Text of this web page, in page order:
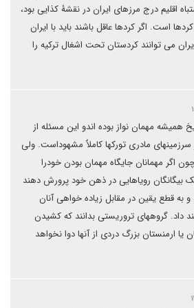
اقلیم درج مرزهای ایران در نقشۀ کذایی بود،
است. اگر کردها عاقل باشند باید با ایران
می توانند کردستان تحت اشغال ترکیه را
همیشه مهمان نواز بوده اندو این مسئله از
مادری تورکها کاملاٌ مشهوداست. ولی
اگر مهمانان جایگاه مهمان بودن خودرا
بیگانگان رویاهایی در ذهن خود پرورش دهند
و به قطع یقین در مقابل زیاده خواهی آنان
داد. گروههای تروریستی بدانند که کشیدن
ارمنستان بزرگ دردی از آنها دوا نخواهد